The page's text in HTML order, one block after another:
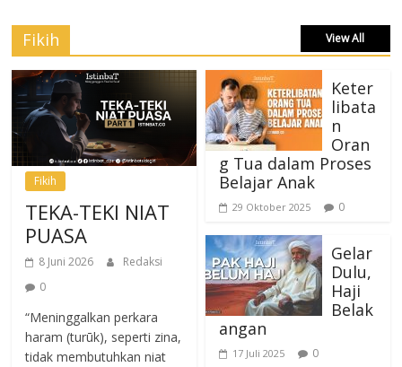
Fikih View All
Fikih
TEKA-TEKI NIAT
PUASA
8 Juni 2026
Redaksi
0
“Meninggalkan perkara
haram (turūk), seperti zina,
tidak membutuhkan niat
Keter
libata
n
Oran
g Tua dalam Proses
Belajar Anak
29 Oktober 2025 0
Gelar
Dulu,
Haji
Belak
angan
17 Juli 2025 0